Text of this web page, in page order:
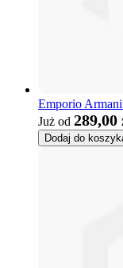
Emporio
Już od 289,00
Dodaj do